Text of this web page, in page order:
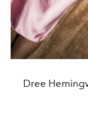
Dree